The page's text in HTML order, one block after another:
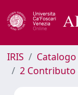
IRIS
2 Contributo